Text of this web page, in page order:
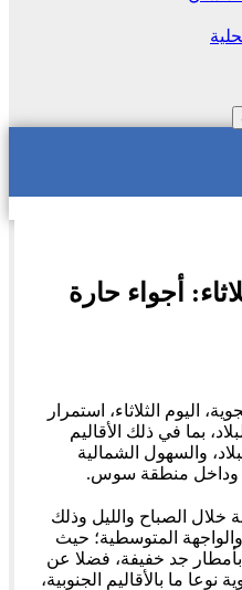
أجواء حارة
اليوم الثلاثاء، استمرار
بما في ذلك الأقاليم
والسهول الشمالية
وداخل منطقة سوس.
الصباح والليل وذلك
المتوسطية؛ حيث
جد خفيفة، فضلا عن
ما بالأقاليم الجنوبية،